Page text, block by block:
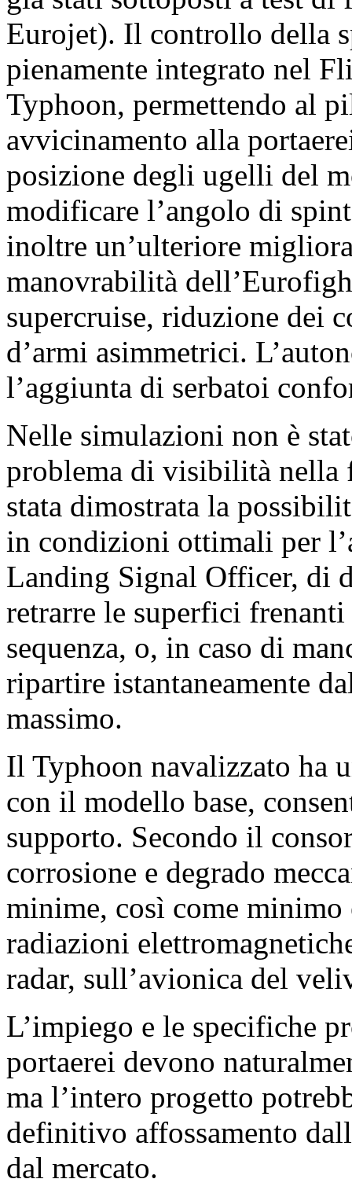
Eurojet). Il controllo della
pienamente integrato nel
Typhoon, permettendo al
avvicinamento alla
posizione degli ugelli del
modificare l’angolo di
inoltre un’ulteriore
manovrabilità
supercruise, riduzione dei
d’armi asimmetrici.
l’aggiunta di serbatoi
Nelle simulazioni non è
problema di visibilità nella
stata dimostrata la
in condizioni ottimali per
Landing Signal Officer, di
retrarre le superfici
sequenza, o, in caso di
ripartire istantaneamente
massimo.
Il Typhoon navalizzato ha
con il modello base,
supporto. Secondo il
corrosione e degrado
minime, così come
radiazioni
radar, sull’avionica del
L’impiego e le specifiche
portaerei devono
ma l’intero progetto
definitivo affossamento
dal mercato.